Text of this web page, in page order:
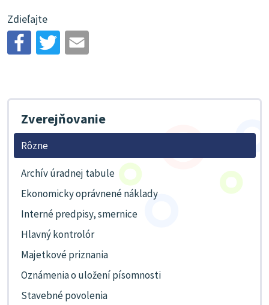
Zdieľajte
Zverejňovanie
Rôzne
Archív úradnej tabule
Ekonomicky oprávnené náklady
Interné predpisy, smernice
Hlavný kontrolór
Majetkové priznania
Oznámenia o uložení písomnosti
Stavebné povolenia